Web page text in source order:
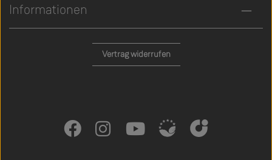
Informationen
Vertrag widerrufen